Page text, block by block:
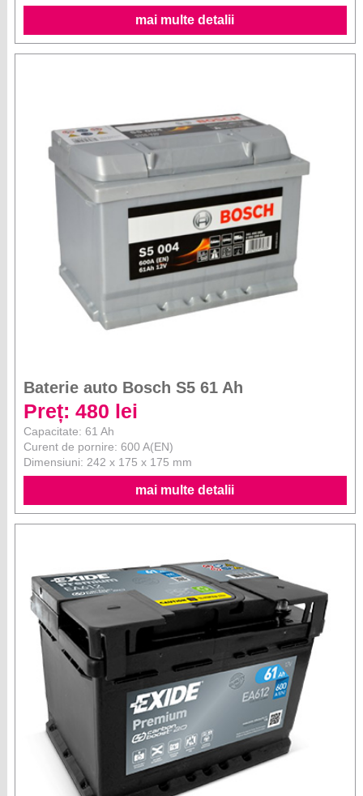
mai multe detalii
Baterie auto Bosch S5 61 Ah
Preț: 480 lei
Capacitate: 61 Ah
Curent de pornire: 600 A(EN)
Dimensiuni: 242 x 175 x 175 mm
mai multe detalii